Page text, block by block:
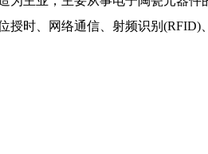
授时、网络通信、射频识别